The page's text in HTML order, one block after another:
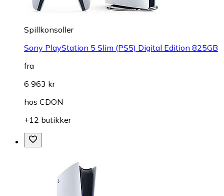
Spillkonsoller
Sony PlayStation 5 Slim (PS5) Digital Edition 825GB
fra
6 963 kr
hos CDON
+12 butikker